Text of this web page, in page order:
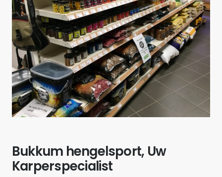
Bukkum hengelsport, Uw
Karperspecialist